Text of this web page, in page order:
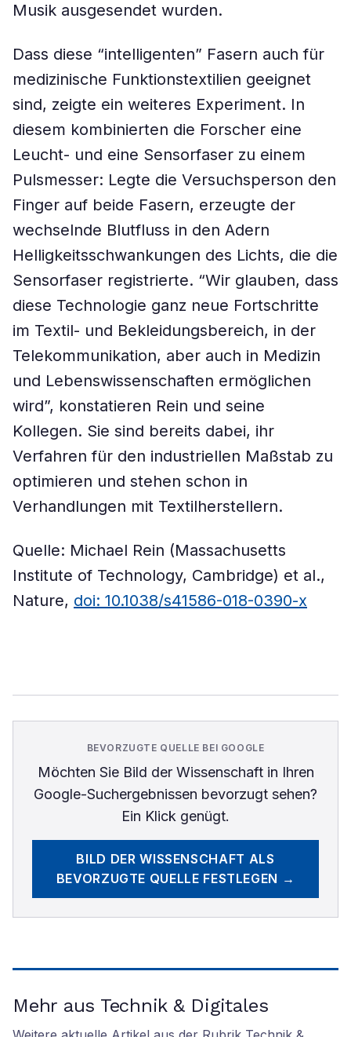
Musik ausgesendet wurden.
Dass diese “intelligenten” Fasern auch für
medizinische Funktionstextilien geeignet
sind, zeigte ein weiteres Experiment. In
diesem kombinierten die Forscher eine
Leucht- und eine Sensorfaser zu einem
Pulsmesser: Legte die Versuchsperson den
Finger auf beide Fasern, erzeugte der
wechselnde Blutfluss in den Adern
Helligkeitsschwankungen des Lichts, die die
Sensorfaser registrierte. “Wir glauben, dass
diese Technologie ganz neue Fortschritte
im Textil- und Bekleidungsbereich, in der
Telekommunikation, aber auch in Medizin
und Lebenswissenschaften ermöglichen
wird”, konstatieren Rein und seine
Kollegen. Sie sind bereits dabei, ihr
Verfahren für den industriellen Maßstab zu
optimieren und stehen schon in
Verhandlungen mit Textilherstellern.
Quelle: Michael Rein (Massachusetts
Institute of Technology, Cambridge) et al.,
Nature, doi: 10.1038/s41586-018-0390-x
BEVORZUGTE QUELLE BEI GOOGLE
Möchten Sie Bild der Wissenschaftin Ihren
Google-Suchergebnissen bevorzugt sehen?
Ein Klick genügt.
BILD DER WISSENSCHAFT ALS
BEVORZUGTE QUELLE FESTLEGEN →
Mehr aus Technik & Digitales